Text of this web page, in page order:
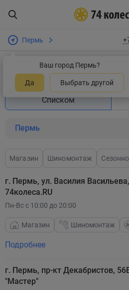
Пермь
Ваш город Пермь?
Да Выбрать другой
Интернет-магазин шин и дисков
Контакты
Списком
Пермь
Магазин Шиномонтаж
г. Пермь, ул. Василия
74колеса.RU
Пн-Вс с 10:00 до 20:00
Магазин Шиномонтаж
Подробнее
г. Пермь, пр-кт Декабристов,
"Мастер"